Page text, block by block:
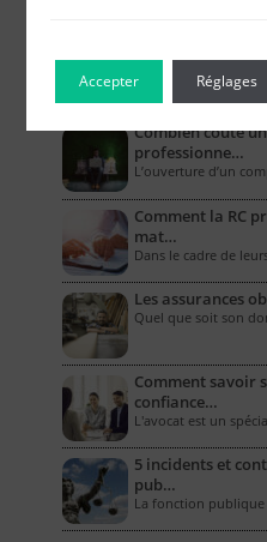
Le Blog pour les
Combien coûte
professionne…
L’ouverture d’un
Comment la RC
mat…
Dans le cadre de
Les assurances
Quel que soit son
Comment savoir
confiance…
L'avocat est un
5 incidents et
pub…
La fonction
Accepter Réglages